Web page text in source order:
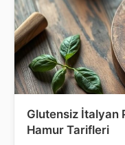
Glutensiz İtalyan
Hamur Tarifleri